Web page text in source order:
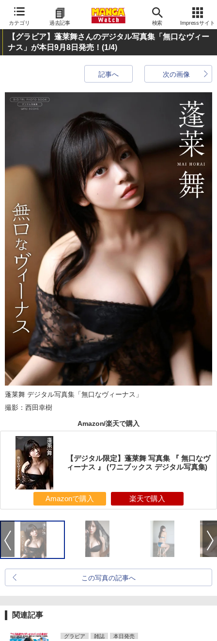
カテゴリ 過去記事 検索 Impressサイト
【グラビア】蓬莱舞さんのデジタル写真集「無口なヴィー
ナス」が本日9月8日発売！ (1/4)
次の画像
記事へ
蓬莱舞 デジタル写真集「無口なヴィーナス」
撮影：西田幸樹
Amazon/楽天で購入
【デジタル限定】蓬莱舞 写真集 『 無口なヴ
ィーナス 』 (ワニブックス デジタル写真集)
Amazonで購入 楽天で購入
この写真の記事へ
関連記事
グラビア 雑誌 本日発売